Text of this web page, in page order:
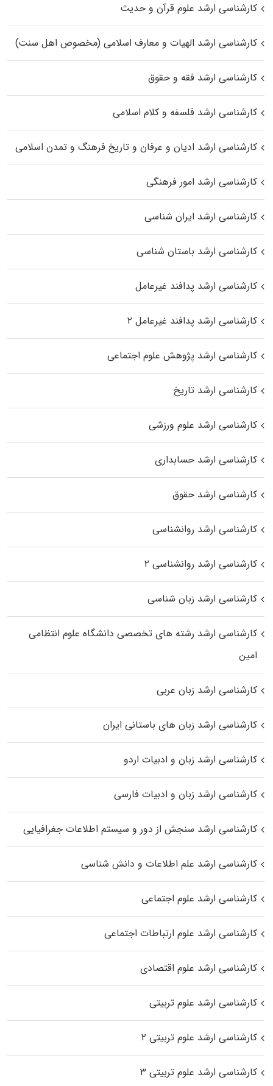
کارشناسی ارشد علوم قرآن و حدیث
کارشناسی ارشد الهیات و معارف اسلامی (مخصوص اهل سنت)
کارشناسی ارشد فقه و حقوق
کارشناسی ارشد فلسفه و کلام اسلامی
کارشناسی ارشد ادیان و عرفان و تاریخ فرهنگ و تمدن اسلامی
کارشناسی ارشد امور فرهنگی
کارشناسی ارشد ایران شناسی
کارشناسی ارشد باستان شناسی
کارشناسی ارشد پدافند غیرعامل
کارشناسی ارشد پدافند غیرعامل ۲
کارشناسی ارشد پژوهش علوم اجتماعی
کارشناسی ارشد تاریخ
کارشناسی ارشد علوم ورزشی
کارشناسی ارشد حسابداری
کارشناسی ارشد حقوق
کارشناسی ارشد روانشناسی
کارشناسی ارشد روانشناسی ۲
کارشناسی ارشد زبان شناسی
کارشناسی ارشد رﺷﺘﻪ ﻫﺎی تخصصی داﻧﺸﮕﺎه ﻋﻠﻮم انتظامی
اﻣﻴﻦ
کارشناسی ارشد زبان عربی
کارشناسی ارشد زبان‌ های باستانی ایران
کارشناسی ارشد زبان و ادبیات اردو
کارشناسی ارشد زبان و ادبیات فارسی
کارشناسی ارشد سنجش از دور و سیستم اطلاعات جغرافیایی
کارشناسی ارشد علم اطلاعات و دانش شناسی
کارشناسی ارشد علوم اجتماعی
کارشناسی ارشد علوم ارتباطات اجتماعی
کارشناسی ارشد علوم اقتصادی
کارشناسی ارشد علوم تربیتی
کارشناسی ارشد علوم تربیتی ۲
کارشناسی ارشد علوم تربیتی ۳